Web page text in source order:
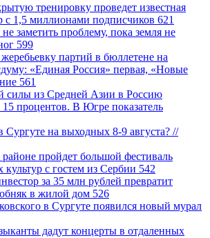
тренировку проведет известная
с 1,5 миллионами подписчиков 621
заметить проблему, пока земля не
599
партий в бюллетене на
«Единая Россия» первая, «Новые
561
силы из Средней Азии в Россию
15 процентов. В Югре показатель
Сургуте на выходных 8-9 августа? //
пройдет большой фестиваль
с гостем из Сербии 542
за 35 млн рублей превратит
в жилой дом 526
в Сургуте появился новый мурал
дадут концерты в отдаленных